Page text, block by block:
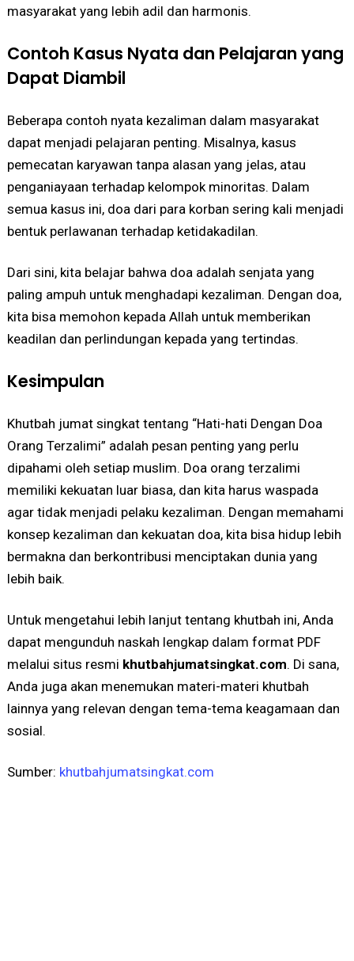
masyarakat yang lebih adil dan harmonis.
Contoh Kasus Nyata dan Pelajaran yang
Dapat Diambil
Beberapa contoh nyata kezaliman dalam masyarakat
dapat menjadi pelajaran penting. Misalnya, kasus
pemecatan karyawan tanpa alasan yang jelas, atau
penganiayaan terhadap kelompok minoritas. Dalam
semua kasus ini, doa dari para korban sering kali menjadi
bentuk perlawanan terhadap ketidakadilan.
Dari sini, kita belajar bahwa doa adalah senjata yang
paling ampuh untuk menghadapi kezaliman. Dengan doa,
kita bisa memohon kepada Allah untuk memberikan
keadilan dan perlindungan kepada yang tertindas.
Kesimpulan
Khutbah jumat singkat tentang “Hati-hati Dengan Doa
Orang Terzalimi” adalah pesan penting yang perlu
dipahami oleh setiap muslim. Doa orang terzalimi
memiliki kekuatan luar biasa, dan kita harus waspada
agar tidak menjadi pelaku kezaliman. Dengan memahami
konsep kezaliman dan kekuatan doa, kita bisa hidup lebih
bermakna dan berkontribusi menciptakan dunia yang
lebih baik.
Untuk mengetahui lebih lanjut tentang khutbah ini, Anda
dapat mengunduh naskah lengkap dalam format PDF
melalui situs resmi khutbahjumatsingkat.com. Di sana,
Anda juga akan menemukan materi-materi khutbah
lainnya yang relevan dengan tema-tema keagamaan dan
sosial.
Sumber: khutbahjumatsingkat.com